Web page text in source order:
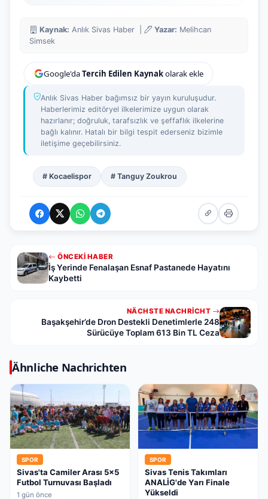
Kaynak: Anlık Sivas Haber | Yazar: Melihcan
Simsek
Google'daTercih Edilen Kaynakolarak ekle
Anlık Sivas Haber bağımsız bir yayın kuruluşudur.
Haberlerimiz editöryel ilkelerimize uygun olarak
hazırlanır; doğruluk, tarafsızlık ve şeffaflık ilkelerine
bağlı kalınır. Hatalı bir bilgi tespit ederseniz bizimle
iletişime geçebilirsiniz.
# Kocaelispor # Tanguy Zoukrou
ÖNCEKI HABER
İş Yerinde Fenalaşan Esnaf Pastanede Hayatını
Kaybetti
NÄCHSTE NACHRICHT
Başakşehir’de Dron Destekli Denetimlerle 248
Sürücüye Toplam 613 Bin TL Ceza
Ähnliche Nachrichten
SPOR
Sivas'ta Camiler Arası 5x5
Futbol Turnuvası Başladı
1 gün önce
SPOR
Sivas Tenis Takımları
ANALİG'de Yarı Finale
Yükseldi